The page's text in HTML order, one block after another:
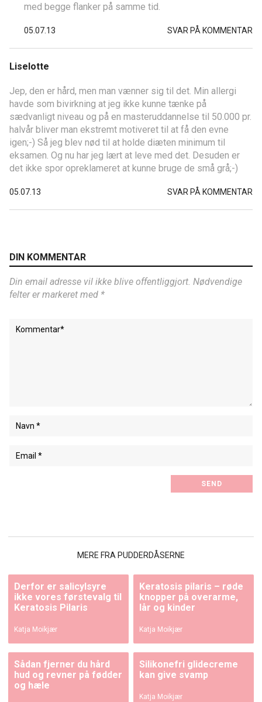
med begge flanker på samme tid.
05.07.13 SVAR PÅ KOMMENTAR
Liselotte
Jep, den er hård, men man vænner sig til det. Min allergi
havde som bivirkning at jeg ikke kunne tænke på
sædvanligt niveau og på en masteruddannelse til 50.000 pr.
halvår bliver man ekstremt motiveret til at få den evne
igen;-) Så jeg blev nød til at holde diæten minimum til
eksamen. Og nu har jeg lært at leve med det. Desuden er
det ikke spor opreklameret at kunne bruge de små grå;-)
05.07.13 SVAR PÅ KOMMENTAR
DIN KOMMENTAR
Din email adresse vil ikke blive offentliggjort. Nødvendige
felter er markeret med *
MERE FRA PUDDERDÅSERNE
Derfor er salicylsyre
ikke vores førstevalg til
Keratosis Pilaris
Katja Moikjær
Keratosis pilaris – røde
knopper på overarme,
lår og kinder
Katja Moikjær
Sådan fjerner du hård
hud og revner på fødder
og hæle
Silikonefri glidecreme
kan give svamp
Katja Moikjær